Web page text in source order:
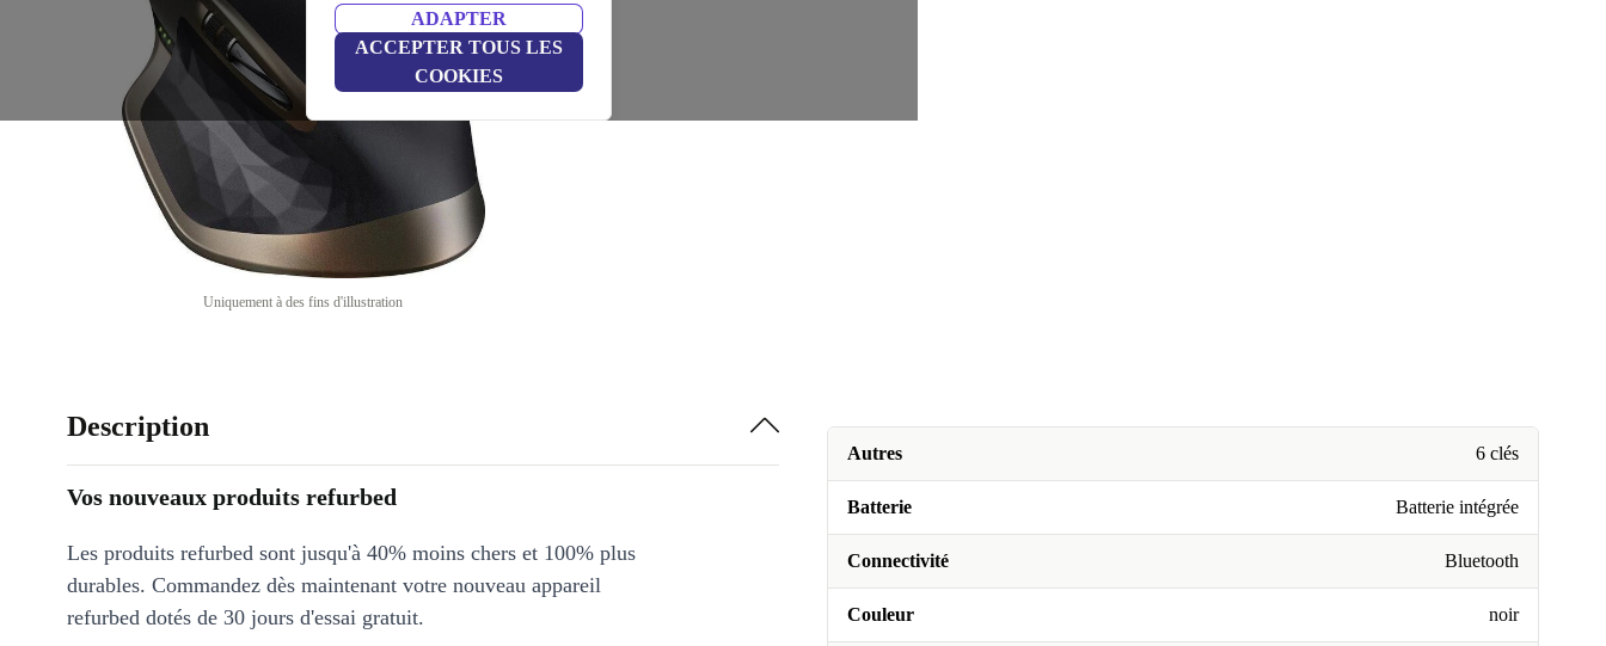
ADAPTER
ACCEPTER TOUS LES
COOKIES
Uniquement à des fins d'illustration
Autres 6 clés
Batterie Batterie intégrée
Connectivité Bluetooth
Couleur noir
Description
Vos nouveaux produits refurbed
Les produits refurbed sont jusqu'à 40% moins chers et 100% plus
durables. Commandez dès maintenant votre nouveau appareil
refurbed dotés de 30 jours d'essai gratuit.